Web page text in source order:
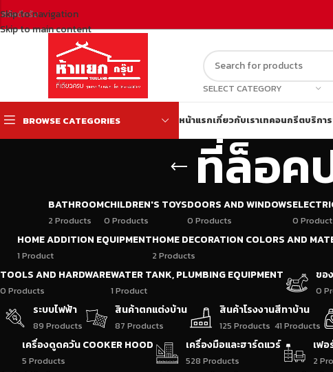
Skip to navigation
Skip to main content
สวัสดีครับ
SELECT CATEGORY
BROWSE CATEGORIES หน้าแรกเกี่ยวกับเราเทคอนกรีตบริกา
ที่ล็อค
BATHROOM
2 Products
CHILDREN'S TOYS
0 Products
DOORS AND WINDOWS
0 Products 0
HOME ADDITION EQUIPMENT
1 Product
HOME DECORATION COLORS AND
2 Products
TOOLS AND HARDWARE
0 Products
WATER TANK, PLUMBING EQUIPMENT
1 Product
ขอ
0
ระบบไฟฟ้า
89 Products
สินค้าตกแต่งบ้าน
87 Products
สินค้าโรงงาน
125 Products
สีทาบ้าน
41 Products
เครื่องดูดควัน COOKER HOOD
5 Products
เครื่องมือและฮาร์ดแวร์
528 Products
เฟอ
2